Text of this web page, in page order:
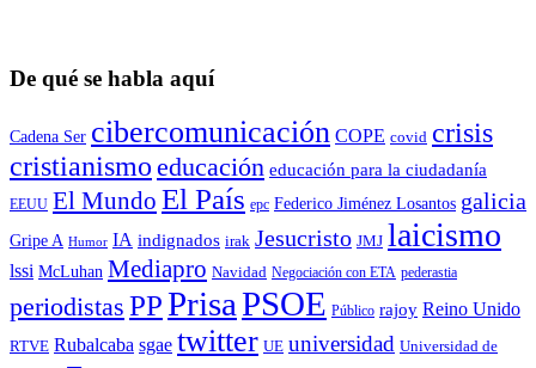
De qué se habla aquí
Cadena Ser cibercomunicación COPE covid crisis
cristianismo educación educación para la ciudadaní­a
EEUU El Mundo El País epc Federico Jiménez Losantos galicia
Gripe A Humor IA indignados irak Jesucristo JMJ laicismo
lssi McLuhan Mediapro Navidad Negociación con ETA pederastia
periodistas PPPrisaPSOE Público rajoy Reino Unido
RTVE Rubalcaba sgae twitter UE universidad Universidad de